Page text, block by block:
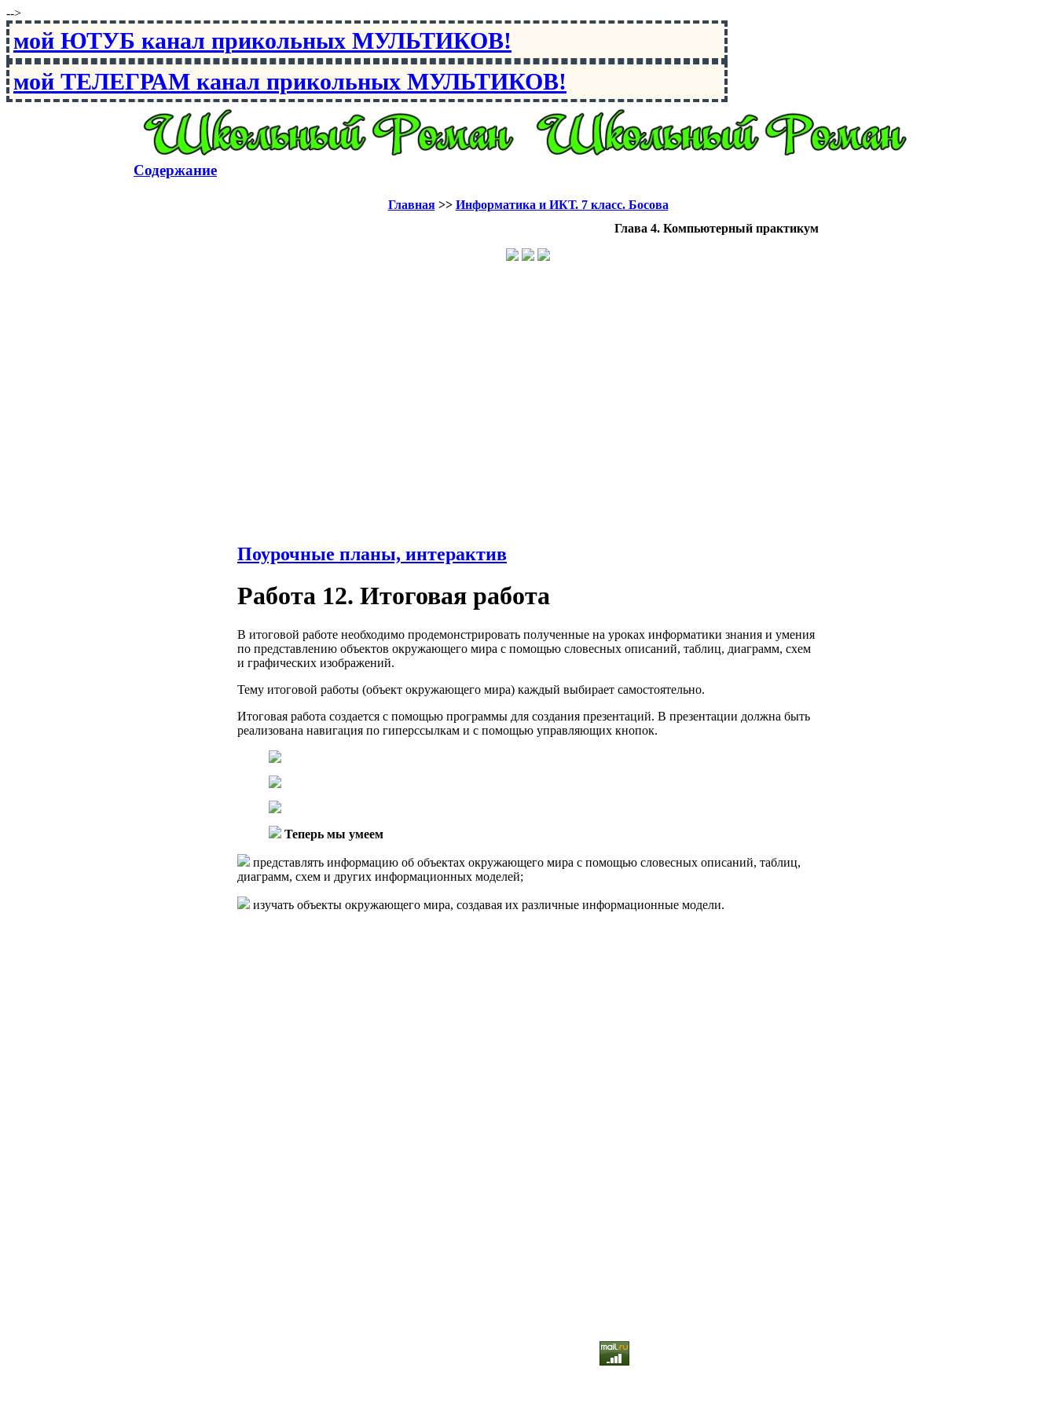
-->
мой ЮТУБ канал прикольных МУЛЬТИКОВ!
мой ТЕЛЕГРАМ канал прикольных МУЛЬТИКОВ!
Содержание
Главная>> Информатика и ИКТ. 7 класс. Босова
Глава 4. Компьютерный практикум
Поурочные планы, интерактив
Работа 12. Итоговая работа
В итоговой работе необходимо продемонстрировать полученные на уроках информатики знания и умения
по представлению объектов окружающего мира с помощью словесных описаний, таблиц, диаграмм, схем
и графических изображений.
Тему итоговой работы (объект окружающего мира) каждый выбирает самостоятельно.
Итоговая работа создается с помощью программы для создания презентаций. В презентации должна быть
реализована навигация по гиперссылкам и с помощью управляющих кнопок.
Теперь мы умеем
представлять информацию об объектах окружающего мира с помощью словесных описаний, таблиц,
диаграмм, схем и других информационных моделей;
изучать объекты окружающего мира, создавая их различные информационные модели.